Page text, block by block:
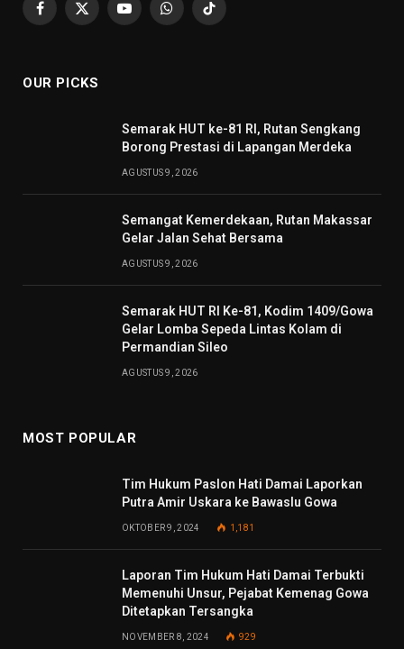
Facebook
X
YouTubeWhatsAppTikTok
OUR PICKS
Semarak HUT ke-81 RI, Rutan Sengkang
Borong Prestasi di Lapangan Merdeka
AGUSTUS 9, 2026
Semangat Kemerdekaan, Rutan Makassar
Gelar Jalan Sehat Bersama
AGUSTUS 9, 2026
Semarak HUT RI Ke-81, Kodim 1409/Gowa
Gelar Lomba Sepeda Lintas Kolam di
Permandian Sileo
AGUSTUS 9, 2026
MOST POPULAR
Tim Hukum Paslon Hati Damai Laporkan
Putra Amir Uskara ke Bawaslu Gowa
OKTOBER 9, 2024 1,181
Laporan Tim Hukum Hati Damai Terbukti
Memenuhi Unsur, Pejabat Kemenag Gowa
Ditetapkan Tersangka
NOVEMBER 8, 2024 929